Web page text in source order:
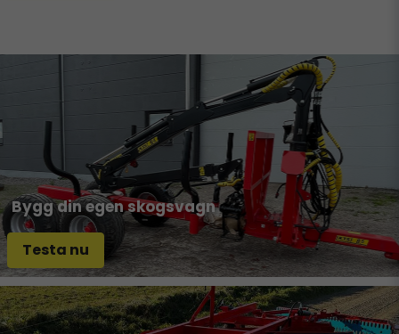
Bygg din egen skogsvagn
Testa nu